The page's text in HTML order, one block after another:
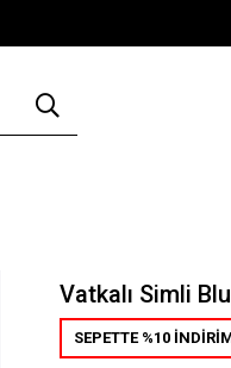
Vatkalı Simli
SEPETTE %10